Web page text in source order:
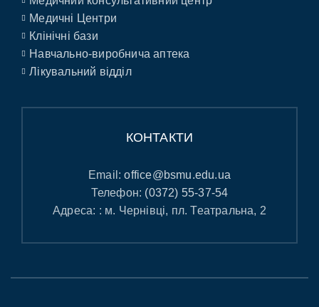
Медичні Центри
Клінічні бази
Навчально-виробнича аптека
Лікувальний відділ
КОНТАКТИ
Email:office@bsmu.edu.ua
Телефон: (0372) 55-37-54
Адреса: : м. Чернівці, пл. Театральна, 2